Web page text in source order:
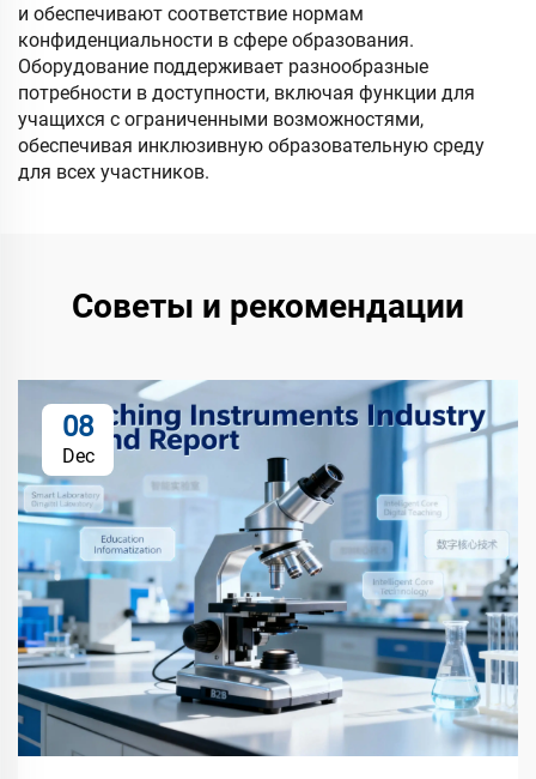
и обеспечивают соответствие нормам
конфиденциальности в сфере образования.
Оборудование поддерживает разнообразные
потребности в доступности, включая функции для
учащихся с ограниченными возможностями,
обеспечивая инклюзивную образовательную среду
для всех участников.
Советы и рекомендации
08
Dec